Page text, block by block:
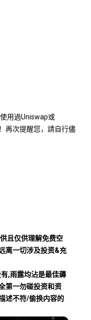
用過Uniswap或
再次提醒您，請自行儘
且仅供理解免费空
离一切涉及投资&充
,雨露均沾是最佳薅
第一勿碰投资和资
述不符/偷换内容的